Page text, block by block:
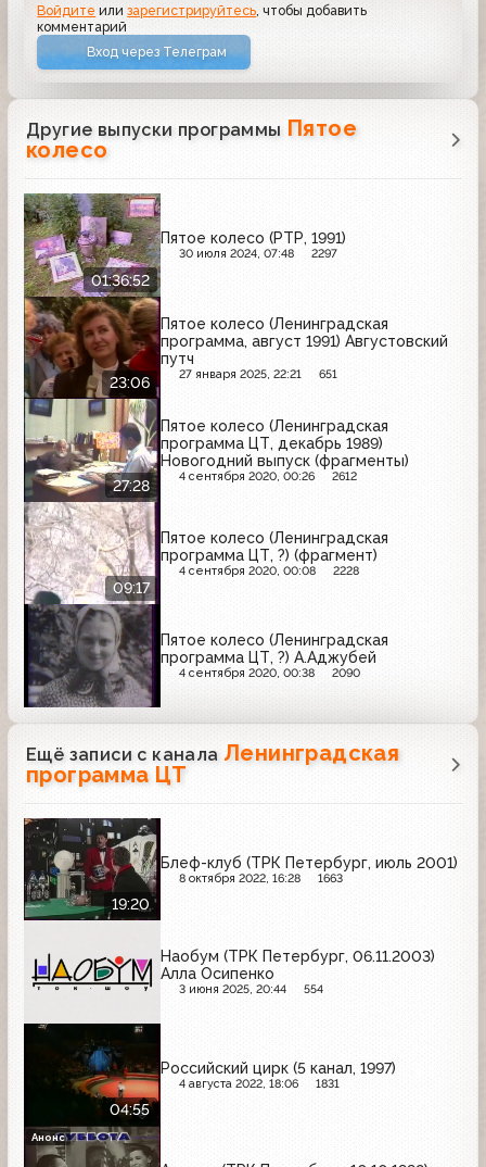
Войдите илизарегистрируйтесь , чтобы добавить
комментарий
Вход через Телеграм
Другие выпуски программы Пятое
колесо
01:36:52
Пятое колесо (РТР, 1991)
30 июля 2024, 07:48 2297
23:06
Пятое колесо (Ленинградская
программа, август 1991) Августовский
путч
27 января 2025, 22:21 651
27:28
Пятое колесо (Ленинградская
программа ЦТ, декабрь 1989)
Новогодний выпуск (фрагменты)
4 сентября 2020, 00:26 2612
09:17
Пятое колесо (Ленинградская
программа ЦТ, ?) (фрагмент)
4 сентября 2020, 00:08 2228
Пятое колесо (Ленинградская
программа ЦТ, ?) А.Аджубей
4 сентября 2020, 00:38 2090
Ещё записи с канала Ленинградская
программа ЦТ
19:20
Блеф-клуб (ТРК Петербург, июль 2001)
8 октября 2022, 16:28 1663
Наобум (ТРК Петербург, 06.11.2003)
Алла Осипенко
3 июня 2025, 20:44 554
04:55
Российский цирк (5 канал, 1997)
4 августа 2022, 18:06 1831
Анонс